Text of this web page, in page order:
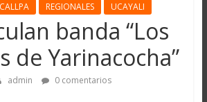
REGIONALES UCAYALI
banda “Los
de Yarinacocha”
admin 0 comentarios